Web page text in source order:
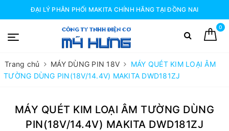
ĐẠI LÝ PHÂN PHỐI MAKITA CHÍNH HÃNG TẠI ĐỒNG NAI
0
Trang chủ MÁY DÙNG PIN 18V
MÁY QUÉT KIM LOẠI ÂM
TƯỜNG DÙNG PIN(18V/14.4V) MAKITA DWD181ZJ
MÁY QUÉT KIM LOẠI ÂM TƯỜNG DÙNG
PIN(18V/14.4V) MAKITA DWD181ZJ